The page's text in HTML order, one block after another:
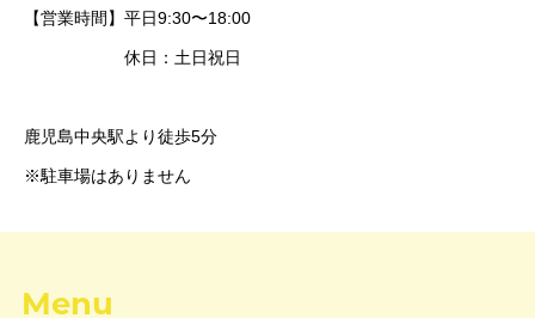
【営業時間】平日9:30〜18:00
休日：土日祝日
鹿児島中央駅より徒歩5分
※駐車場はありません
Menu